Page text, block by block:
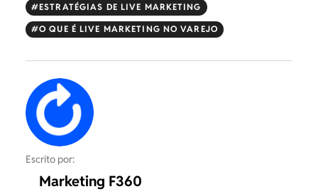
ESTRATÉGIAS DE LIVE MARKETING
O QUE É LIVE MARKETING NO VAREJO
Escrito por:
Marketing F360